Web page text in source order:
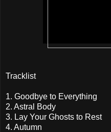
Tracklist
1. Goodbye to Everything
2. Astral Body
3. Lay Your Ghosts to Rest
4. Autumn